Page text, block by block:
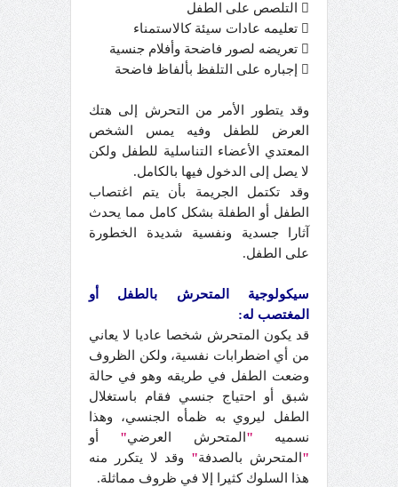
 التلصص على الطفل
 تعليمه عادات سيئة كالاستمناء
 تعريضه لصور فاضحة وأفلام جنسية
 إجباره على التلفظ بألفاظ فاضحة
وقد يتطور الأمر من التحرش إلى هتك
العرض للطفل وفيه يمس الشخص
المعتدي الأعضاء التناسلية للطفل ولكن
لا يصل إلى الدخول فيها بالكامل.
وقد تكتمل الجريمة بأن يتم اغتصاب
الطفل أو الطفلة بشكل كامل مما يحدث
آثارا جسدية ونفسية شديدة الخطورة
على الطفل.
سيكولوجية المتحرش بالطفل أو
المغتصب له:
قد يكون المتحرش شخصا عاديا لا يعاني
من أي اضطرابات نفسية، ولكن الظروف
وضعت الطفل في طريقه وهو في حالة
شبق أو احتياج جنسي فقام باستغلال
الطفل ليروي به ظمأه الجنسي، وهذا
نسميه " المتحرش العرضي" أو
" المتحرش بالصدفة" وقد لا يتكرر منه
هذا السلوك كثيرا إلا في ظروف مماثلة.